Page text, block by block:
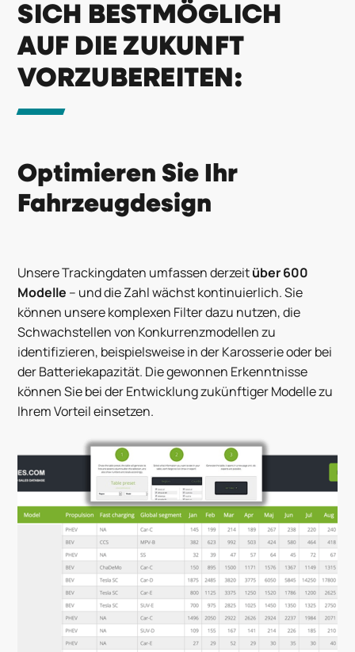
SICH BESTMÖGLICH
AUF DIE ZUKUNFT
VORZUBEREITEN:
Optimieren Sie Ihr
Fahrzeugdesign
Unsere Trackingdaten umfassen derzeitüber 600
Modelle – und die Zahl wächst kontinuierlich. Sie
können unsere komplexen Filter dazu nutzen, die
Schwachstellen von Konkurrenzmodellen zu
identifizieren, beispielsweise in der Karosserie oder bei
der Batteriekapazität. Die gewonnen Erkenntnisse
können Sie bei der Entwicklung zukünftiger Modelle zu
Ihrem Vorteil einsetzen.